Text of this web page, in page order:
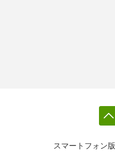
スマートフォン版